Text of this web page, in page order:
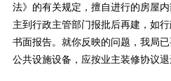
法》的有关规定，擅自进行的房屋
主到行政主管部门报批后再建，如
书面报告。就你反映的问题，我局
公共设施设备，应按业主装修协议退